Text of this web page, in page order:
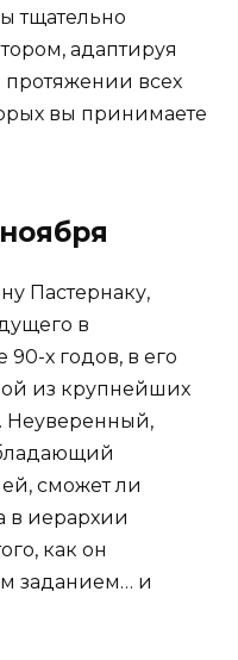
тщательно
адаптируя
протяжении всех
вы принимаете
Пастернаку,
в
х годов, в его
из крупнейших
Неуверенный,
сможет ли
в иерархии
как он
заданием… и